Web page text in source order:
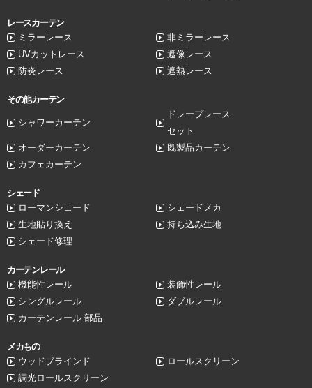
レースカーテン
ミラーレース
非ミラーレース
UVカットレース
遮像レース
防炎レース
遮熱レース
その他カーテン
シャワーカーテン
ドレープレース
セット
オーダーカーテン
既製品カーテン
カフェカーテン
シェード
ローマンシェード
シェードメカ
生地貼り換え
持ち込み生地
シェード修理
カーテンレール
機能性レール
装飾性レール
シングルレール
ダブルレール
カーテンレール 部品
メカもの
ウッドブラインド
ロールスクリーン
調光ロールスクリーン